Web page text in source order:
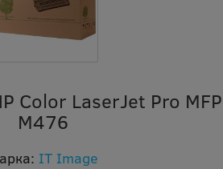
Color LaserJet Pro MFP
M476
IT Image